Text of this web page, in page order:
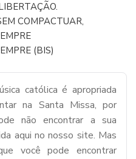
COMPACTUAR,
(BIS)
católica é apropriada
na Santa Missa, por
não encontrar a sua
aqui no nosso site. Mas
você pode encontrar